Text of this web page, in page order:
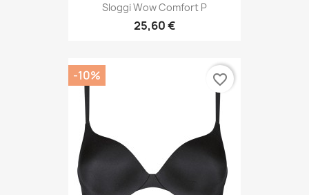
Sloggi Wow Comfort P
25,60 €
-10% favorite_border